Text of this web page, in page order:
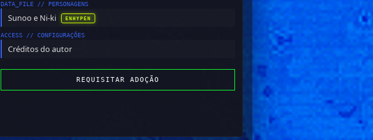
DATA_FILE // PERSONAGENS
Sunoo e Ni-ki ENHYPEN
ACCESS // CONFIGURAÇÕES
Créditos do autor
REQUISITAR ADOÇÃO